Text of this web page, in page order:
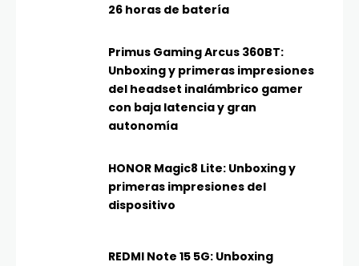
26 horas de batería
Primus Gaming Arcus 360BT:
Unboxing y primeras impresiones
del headset inalámbrico gamer
con baja latencia y gran
autonomía
HONOR Magic8 Lite: Unboxing y
primeras impresiones del
dispositivo
REDMI Note 15 5G: Unboxing